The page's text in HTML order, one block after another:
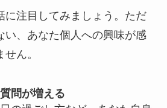
に注目してみましょう。ただ
い、あなた個人への興味が感
ん。
問が増える